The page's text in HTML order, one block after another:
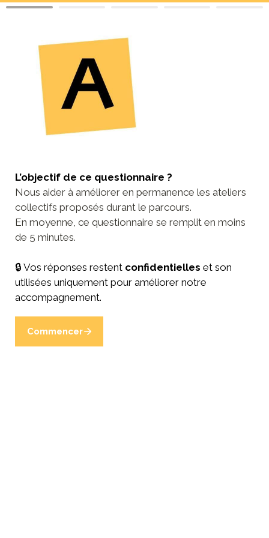
L’objectif de ce questionnaire ?
Nous aider à améliorer en permanence les ateliers
collectifs proposés durant le parcours.
En moyenne, ce questionnaire se remplit en moins
de 5 minutes.
🔒 Vos réponses restent confidentielles et son
utilisées uniquement pour améliorer notre
accompagnement.
Commencer